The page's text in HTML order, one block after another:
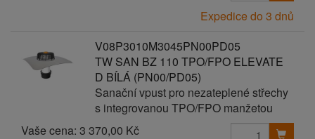
Expedice do 3 dnů
V08P3010M3045PN00PD05
TW SAN BZ 110 TPO/FPO ELEVATE
D BÍLÁ (PN00/PD05)
Sanační vpust pro nezateplené střechy
s integrovanou TPO/FPO manžetou
Vaše cena: 3 370,00 Kč